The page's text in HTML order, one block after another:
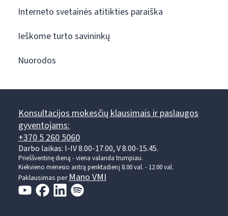
Interneto svetainės atitikties paraiška
Ieškome turto savininkų
Nuorodos
Konsultacijos mokesčių klausimais ir paslaugos
gyventojams:
+370 5 260 5060
Darbo laikas: I-IV 8.00-17.00, V 8.00-15.45.
Prieššventinę dieną - viena valanda trumpiau.
Kiekvieno mėnesio antrą penktadienį 8.00 val. - 12.00 val.
Paklausimas perMano VMI